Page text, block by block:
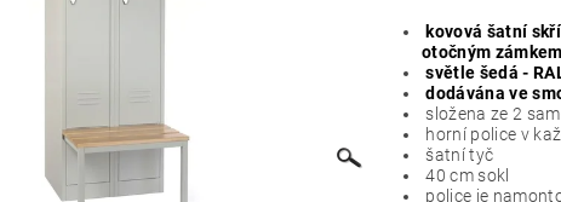
kovová šatní
otočným zámkem
světle šedá -
dodávána ve
složena ze 2
horní police v
šatní tyč
40 cm sokl
police je